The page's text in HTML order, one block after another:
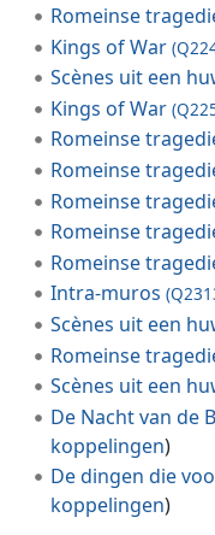
Romeinse
Kings of War
Scènes uit een
Kings of War
Romeinse
Romeinse
Romeinse
Romeinse
Romeinse
Intra-muros
Scènes uit een
Romeinse
Scènes uit een
De Nacht van de
koppelingen)
De dingen die
koppelingen)